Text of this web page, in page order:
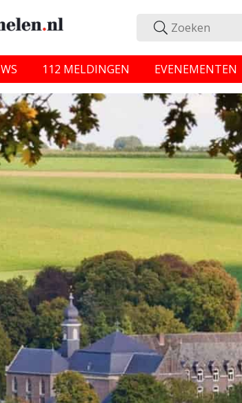
112 MELDINGEN EVENEMENTEN